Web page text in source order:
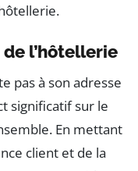
l’hôtellerie
pas à son adresse
significatif sur le
En mettant
client et de la